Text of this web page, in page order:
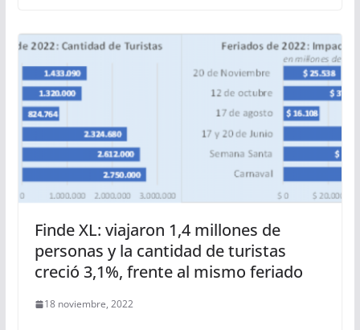
Finde XL: viajaron 1,4 millones de
personas y la cantidad de turistas
creció 3,1%, frente al mismo feriado
18 noviembre, 2022